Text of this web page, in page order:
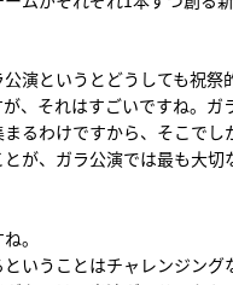
演というとどうしても祝祭
、それはすごいですね。ガ
るわけですから、そこでし
が、ガラ公演では最も大切
。
いうことはチャレンジング